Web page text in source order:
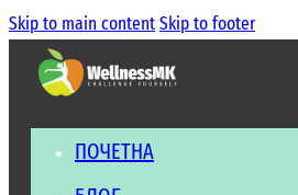
Skip to main contentSkip to footer
ПОЧЕТНА